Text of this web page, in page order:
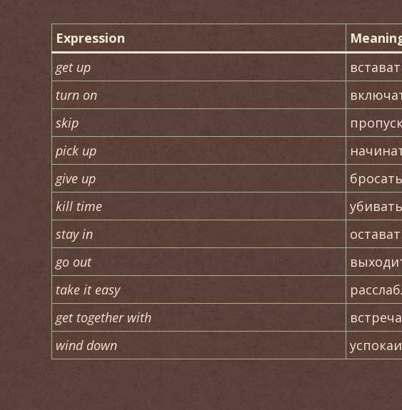
Expression
get up
turn on
skip
pick up
give up
kill time
stay in
go out
take it easy
get together with
wind down